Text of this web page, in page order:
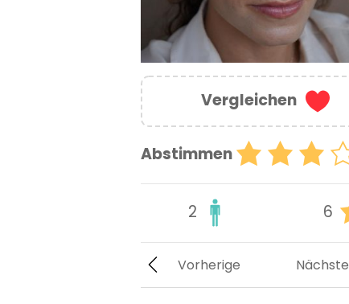
Vergleichen
Abstimmen
2 6
Nächste
Vorherige